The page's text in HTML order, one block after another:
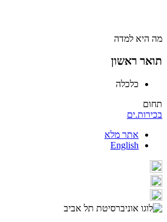
מה היא למדה
תואר ראשון
כלכלה
תחום
בכירות.ים
אתר מלא
English